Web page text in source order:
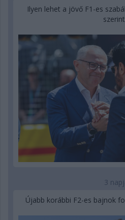
Ilyen lehet a jövő F1-es
szerint
3
Újabb korábbi F2-es bajnok